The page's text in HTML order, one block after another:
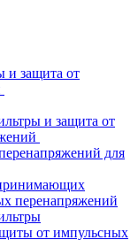
и защита от
и защита от
для
перенапряжений
от импульсных